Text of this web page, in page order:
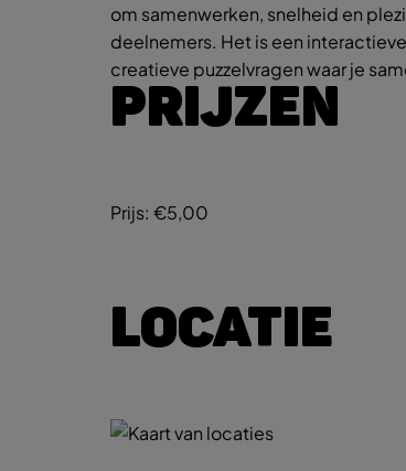
om samenwerken, snelheid en
deelnemers. Het is een
creatieve puzzelvragen waar je
PRIJZEN
Prijs: €5,00
LOCATIE